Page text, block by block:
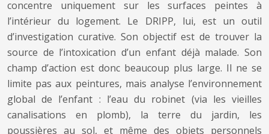
concentre uniquement sur les surfaces peintes à
l’intérieur du logement. Le DRIPP, lui, est un outil
d’investigation curative. Son objectif est de trouver la
source de l’intoxication d’un enfant déjà malade. Son
champ d’action est donc beaucoup plus large. Il ne se
limite pas aux peintures, mais analyse l’environnement
global de l’enfant : l’eau du robinet (via les vieilles
canalisations en plomb), la terre du jardin, les
poussières au sol, et même des objets personnels